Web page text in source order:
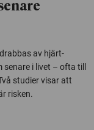
av hjärt-
i livet – ofta till
studier visar att
risken.